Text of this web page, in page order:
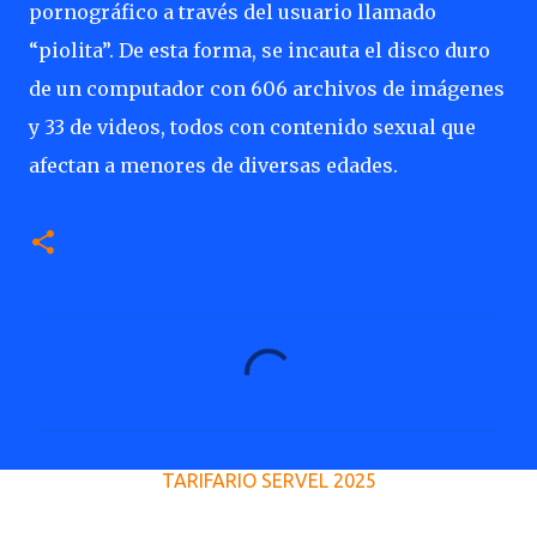
pornográfico a través del usuario llamado
“piolita”. De esta forma, se incauta el disco duro
de un computador con 606 archivos de imágenes
y 33 de videos, todos con contenido sexual que
afectan a menores de diversas edades.
TARIFARIO SERVEL 2025